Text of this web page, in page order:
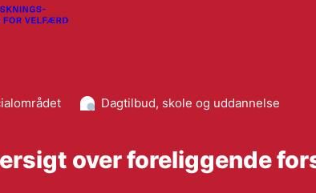
Dagtilbud, skole og uddannelse
over foreliggende